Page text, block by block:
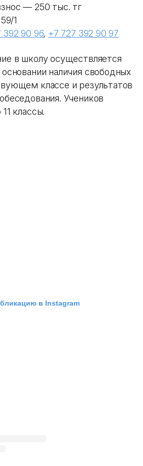
— 250 тыс. тг
1
392 90 96, +7 727 392 90 97
в школу осуществляется
наличия свободных
классе и результатов
Учеников
классы.
в Instagram